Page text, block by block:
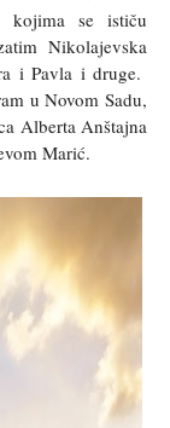
kojima se ističu
Nikolajevska
i Pavla i druge.
u Novom Sadu,
Alberta Anštajna
Marić.